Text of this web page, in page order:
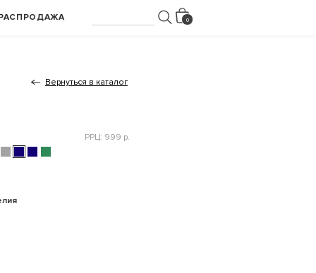
Вернуться в каталог
РРЦ: 999 р.